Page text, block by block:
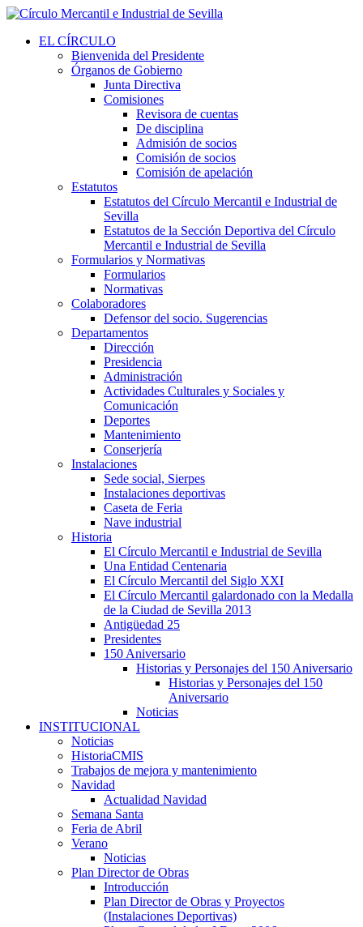
EL CÍRCULO
Bienvenida del Presidente
Órganos de Gobierno
Junta Directiva
Comisiones
Revisora de cuentas
De disciplina
Admisión de socios
Comisión de socios
Comisión de apelación
Estatutos
Estatutos del Círculo Mercantil e Industrial de
Sevilla
Estatutos de la Sección Deportiva del Círculo
Mercantil e Industrial de Sevilla
Formularios y Normativas
Formularios
Normativas
Colaboradores
Defensor del socio. Sugerencias
Departamentos
Dirección
Presidencia
Administración
Actividades Culturales y Sociales y
Comunicación
Deportes
Mantenimiento
Conserjería
Instalaciones
Sede social, Sierpes
Instalaciones deportivas
Caseta de Feria
Nave industrial
Historia
El Círculo Mercantil e Industrial de Sevilla
Una Entidad Centenaria
El Círculo Mercantil del Siglo XXI
El Círculo Mercantil galardonado con la Medalla
de la Ciudad de Sevilla 2013
Antigüedad 25
Presidentes
150 Aniversario
Historias y Personajes del 150 Aniversario
Historias y Personajes del 150
Aniversario
Noticias
INSTITUCIONAL
Noticias
HistoriaCMIS
Trabajos de mejora y mantenimiento
Navidad
Actualidad Navidad
Semana Santa
Feria de Abril
Verano
Noticias
Plan Director de Obras
Introducción
Plan Director de Obras y Proyectos
(Instalaciones Deportivas)